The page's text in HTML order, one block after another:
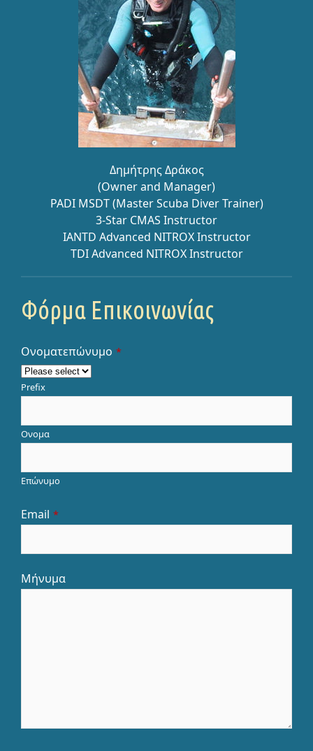
Δημήτρης Δράκος
(Owner and Manager)
PADI MSDT (Master Scuba Diver Trainer)
3-Star CMAS Instructor
IANTD Advanced NITROX Instructor
TDI Advanced NITROX Instructor
Φόρμα Επικοινωνίας
Ονοματεπώνυμο *
Prefix
Ονομα
Επώνυμο
Company
Email *
Μήνυμα